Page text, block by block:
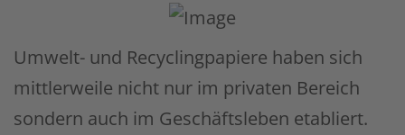
Umwelt- und Recyclingpapiere haben sich
mittlerweile nicht nur im privaten Bereich
sondern auch im Geschäftsleben etabliert.